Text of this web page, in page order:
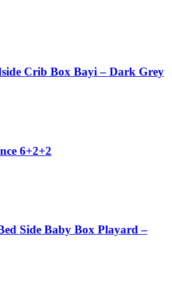
Crib Box Bayi – Dark Grey
6+2+2
Side Baby Box Playard –